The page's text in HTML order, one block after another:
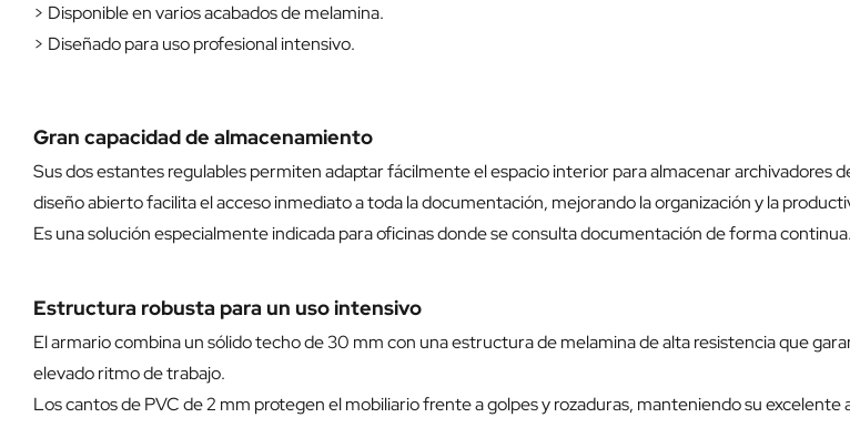
> Disponible en varios acabados de melamina.
> Diseñado para uso profesional intensivo.
Gran capacidad de almacenamiento
Sus dos estantes regulables permiten adaptar fácilmente el espacio interior para almacenar archivadores
diseño abierto facilita el acceso inmediato a toda la documentación, mejorando la organización y la
Es una solución especialmente indicada para oficinas donde se consulta documentación de forma continua.
Estructura robusta para un uso intensivo
El armario combina un sólido techo de 30 mm con una estructura de melamina de alta resistencia que
elevado ritmo de trabajo.
Los cantos de PVC de 2 mm protegen el mobiliario frente a golpes y rozaduras, manteniendo su